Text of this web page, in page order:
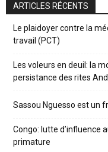
ARTICLES RÉCENTS
Le plaidoyer contre la
travail (PCT)
Les voleurs en deuil: la
persistance des rites
Sassou Nguesso est un
Congo: lutte d’influence
primature